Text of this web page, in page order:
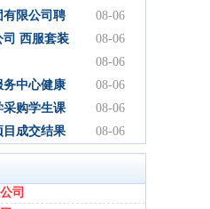
有限公司聘
业务票据、
08-06
司 西服套装
08-06
08-06
务中心健康
公告
08-06
采购学生课
08-06
目成交结果
08-06
有限公司
有限责任公司
公司
公司
司